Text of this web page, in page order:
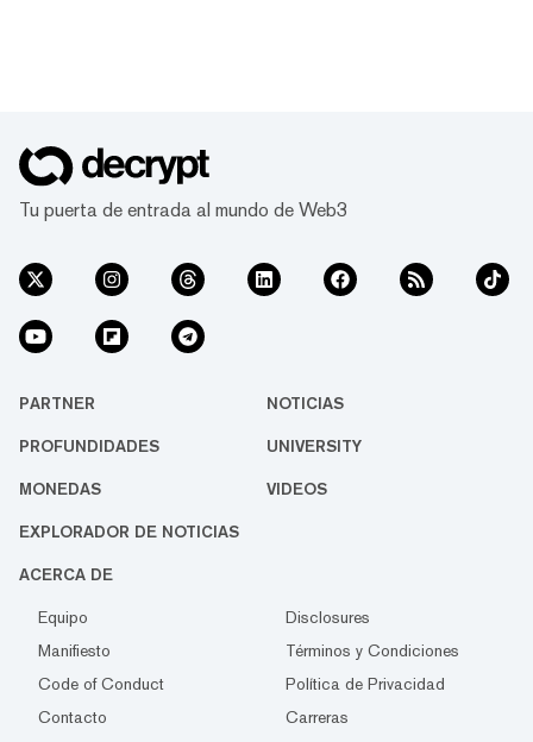
Tu puerta de entrada al mundo de Web3
PARTNER NOTICIAS
PROFUNDIDADES UNIVERSITY
MONEDAS VIDEOS
EXPLORADOR DE NOTICIAS
ACERCA DE
Equipo
Disclosures
Manifiesto
Términos y Condiciones
Code of Conduct
Política de Privacidad
Contacto
Carreras